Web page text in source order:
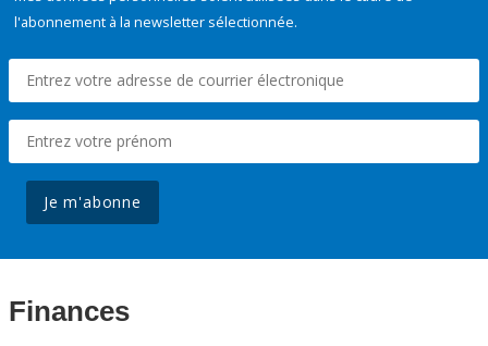
l'abonnement à la newsletter sélectionnée.
Je m'abonne
Finances